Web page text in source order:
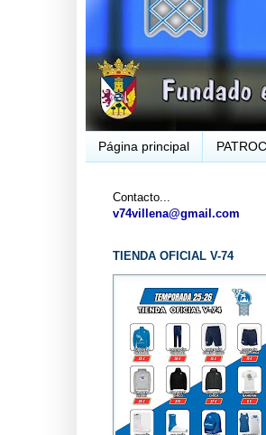
Página principal
Contacto...
v74villena@gmail.com
TIENDA OFICIAL V-74